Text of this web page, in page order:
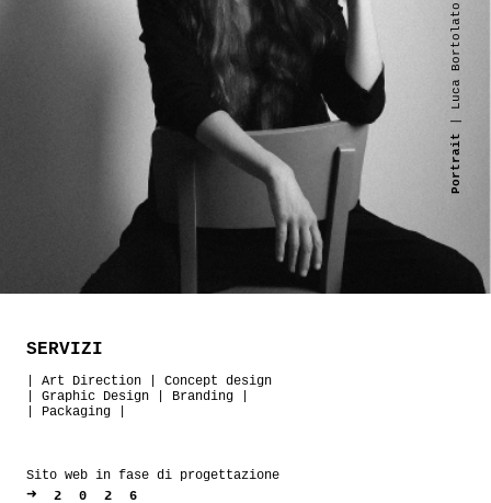
SERVIZI
Art Direction
Concept design
Graphic Design Branding
Packaging
Sito web in fase di progettazione
➜ 2026
Portrait
| Luca Bortolato